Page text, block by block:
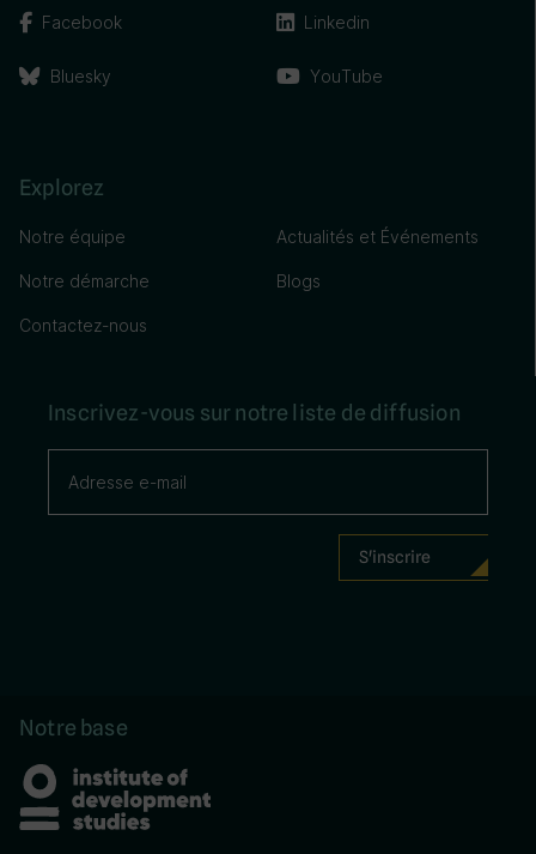
Facebook
Bluesky
Linkedin
YouTube
Explorez
Notre équipe
Notre démarche
Contactez-nous
Actualités et Événements
Blogs
Inscrivez-vous sur notre liste de diffusion
Notre base